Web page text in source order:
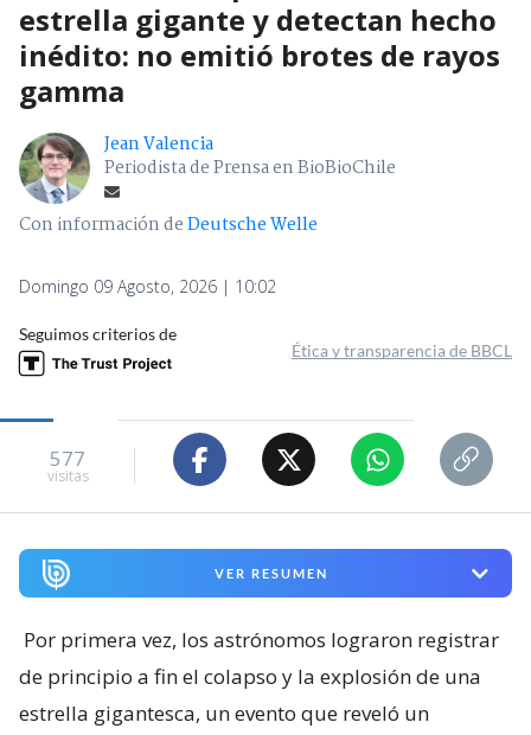
estrella gigante y detectan hecho
inédito: no emitió brotes de rayos
gamma
Jean Valencia
Periodista de Prensa en BioBioChile
Con información deDeutsche Welle
Domingo 09 Agosto, 2026 | 10:02
Seguimos criterios de
Ética y transparencia de BBCL
577
visitas
VER RESUMEN
Por primera vez, los astrónomos lograron registrar
de principio a fin el colapso y la explosión de una
estrella gigantesca, un evento que reveló un